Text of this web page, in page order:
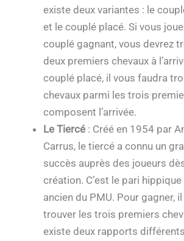
existe deux variantes : le
et le couplé placé. Si vous
couplé gagnant, vous devrez
deux premiers chevaux à
couplé placé, il vous faudra
chevaux parmi les trois
composent l’arrivée.
Le Tiercé : Créé en 1954 par
Carrus, le tiercé a connu un
succès auprès des joueurs
création. C’est le pari
ancien du PMU. Pour gagner,
trouver les trois premiers
existe deux rapports